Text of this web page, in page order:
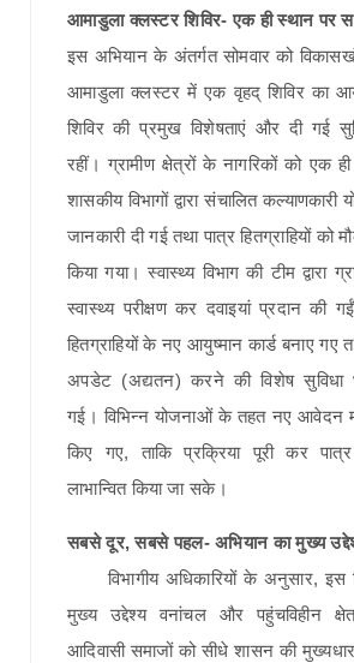
आमाडुला क्लस्टर शिविर- एक ही स्थान पर
इस अभियान के अंतर्गत सोमवार को
आमाडुला क्लस्टर में एक वृहद् शिविर का
शिविर की प्रमुख विशेषताएं और दी गई
रहीं। ग्रामीण क्षेत्रों के नागरिकों को एक
शासकीय विभागों द्वारा संचालित
जानकारी दी गई तथा पात्र हितग्राहियों को
किया गया। स्वास्थ्य विभाग की टीम द्वारा
स्वास्थ्य परीक्षण कर दवाइयां प्रदान की
हितग्राहियों के नए आयुष्मान कार्ड बनाए गए
अपडेट (अद्यतन) करने की विशेष सुविधा
गई। विभिन्न योजनाओं के तहत नए आवेदन
किए गए, ताकि प्रक्रिया पूरी कर
लाभान्वित किया जा सके।
सबसे दूर, सबसे पहल- अभियान का मुख्य
विभागीय अधिकारियों के अनुसार, इस
मुख्य उद्देश्य वनांचल और पहुंचविहीन
आदिवासी समाजों को सीधे शासन की